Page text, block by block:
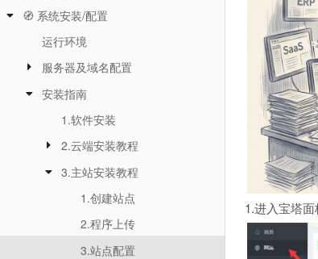
🧭 系统安装/配置
运行环境
服务器及域名配置
安装指南
1.软件安装
2.云端安装教程
3.主站安装教程
1.创建站点
2.程序上传
3.站点配置
1.进入宝塔